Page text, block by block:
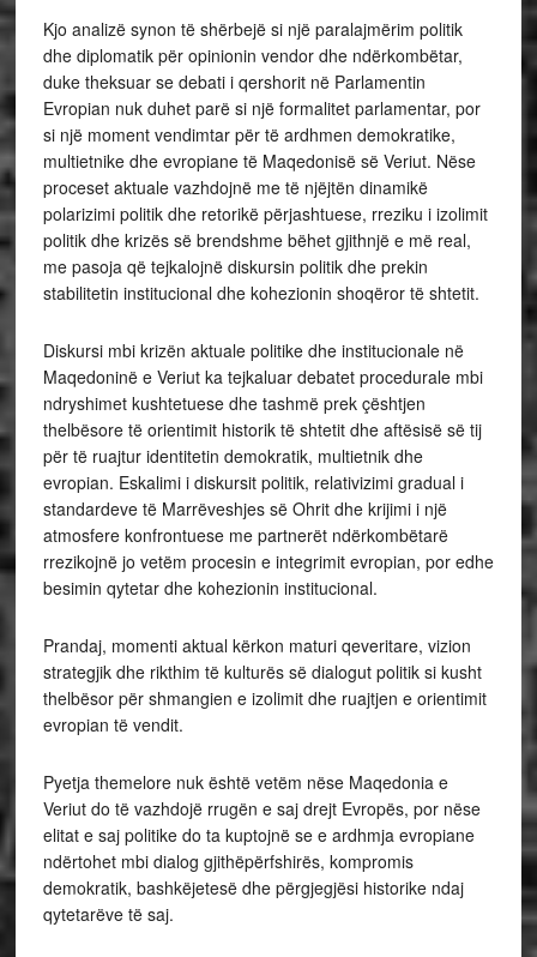
Kjo analizë synon të shërbejë si një paralajmërim politik
dhe diplomatik për opinionin vendor dhe ndërkombëtar,
duke theksuar se debati i qershorit në Parlamentin
Evropian nuk duhet parë si një formalitet parlamentar, por
si një moment vendimtar për të ardhmen demokratike,
multietnike dhe evropiane të Maqedonisë së Veriut. Nëse
proceset aktuale vazhdojnë me të njëjtën dinamikë
polarizimi politik dhe retorikë përjashtuese, rreziku i izolimit
politik dhe krizës së brendshme bëhet gjithnjë e më real,
me pasoja që tejkalojnë diskursin politik dhe prekin
stabilitetin institucional dhe kohezionin shoqëror të shtetit.
Diskursi mbi krizën aktuale politike dhe institucionale në
Maqedoninë e Veriut ka tejkaluar debatet procedurale mbi
ndryshimet kushtetuese dhe tashmë prek çështjen
thelbësore të orientimit historik të shtetit dhe aftësisë së tij
për të ruajtur identitetin demokratik, multietnik dhe
evropian. Eskalimi i diskursit politik, relativizimi gradual i
standardeve të Marrëveshjes së Ohrit dhe krijimi i një
atmosfere konfrontuese me partnerët ndërkombëtarë
rrezikojnë jo vetëm procesin e integrimit evropian, por edhe
besimin qytetar dhe kohezionin institucional.
Prandaj, momenti aktual kërkon maturi qeveritare, vizion
strategjik dhe rikthim të kulturës së dialogut politik si kusht
thelbësor për shmangien e izolimit dhe ruajtjen e orientimit
evropian të vendit.
Pyetja themelore nuk është vetëm nëse Maqedonia e
Veriut do të vazhdojë rrugën e saj drejt Evropës, por nëse
elitat e saj politike do ta kuptojnë se e ardhmja evropiane
ndërtohet mbi dialog gjithëpërfshirës, kompromis
demokratik, bashkëjetesë dhe përgjegjësi historike ndaj
qytetarëve të saj.